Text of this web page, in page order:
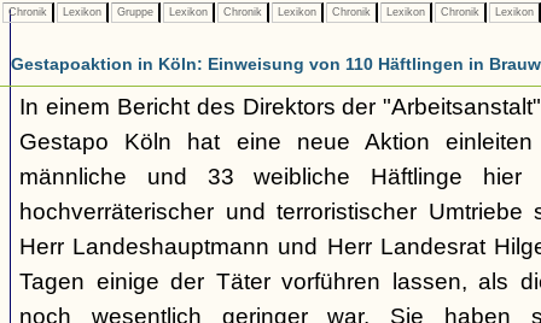
Chronik Lexikon Gruppe Lexikon Chronik Lexikon Chronik Lexikon Chronik Lexikon
Gestapoaktion in Köln: Einweisung von 110 Häftlingen in
In einem Bericht des Direktors der
Gestapo Köln hat eine neue Aktion
männliche und 33 weibliche Häftlinge hier
hochverräterischer und terroristischer Umtriebe
Herr Landeshauptmann und Herr Landesrat
Tagen einige der Täter vorführen lassen, als
noch wesentlich geringer war. Sie haben